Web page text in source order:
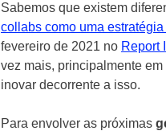
Sabemos que existem
collabs como uma
fevereiro de 2021 no Report
vez mais, principalmente
inovar decorrente a isso.
Para envolver as próximas